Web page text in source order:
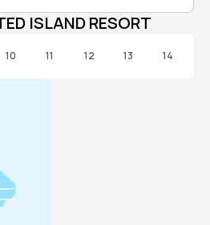
ISLAND RESORT
10 11 12 13 14